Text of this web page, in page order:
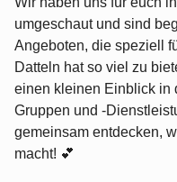
umgeschaut und sind
Angeboten, die speziell
Datteln hat so viel zu
einen kleinen Einblick in
Gruppen und -
gemeinsam entdecken,
macht! 💕